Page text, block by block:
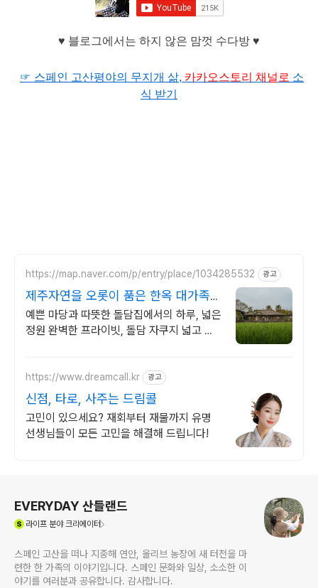
♥ 블로그에서는 하지 않은 맘껏 수다방 ♥
☞ 스페인 고산평야의 무지개 삶, 카카오스토리 채널로 소
식 받기
https://map.naver.com/p/entry/place/1034285532 광고
제주자연을 오롯이 품은 한옥 대가족형
감성돌집 8인까지
예쁜 마당과 따뜻한 돌담집에서의 하루, 넓은
정원 완벽한 프라이빗, 돌담 자쿠지 넓고 탁
https://www.dreamcall.kr 광고
신점, 타로, 사주는 드림콜
고민이 있으세요? 재회부터 재물까지 유명
선생님들이 모든 고민을 해결해 드립니다!
EVERYDAY 산들랜드
라이프 분야 크리에이터
스페인 고산을 떠나 지중해 연안, 올리브 농장에 새 터전을 마
련한 한 가족의 이야기입니다. 스페인 문화와 일상, 소소한 이
야기를 여러분과 공유합니다. 감사합니다.